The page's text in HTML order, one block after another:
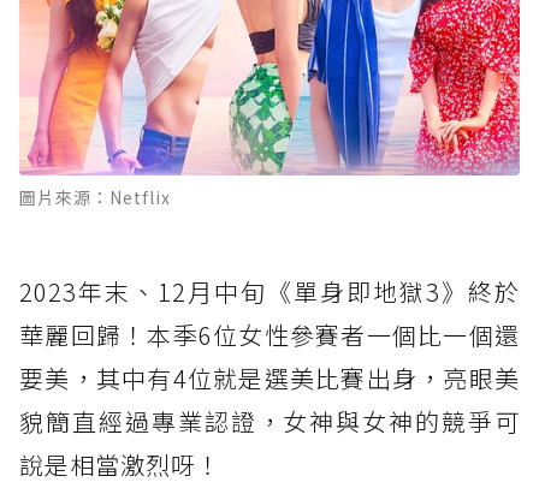
圖片來源：Netflix
2023年末、12月中旬《單身即地獄3》終於
華麗回歸！本季6位女性參賽者一個比一個還
要美，其中有4位就是選美比賽出身，亮眼美
貌簡直經過專業認證，女神與女神的競爭可
說是相當激烈呀！